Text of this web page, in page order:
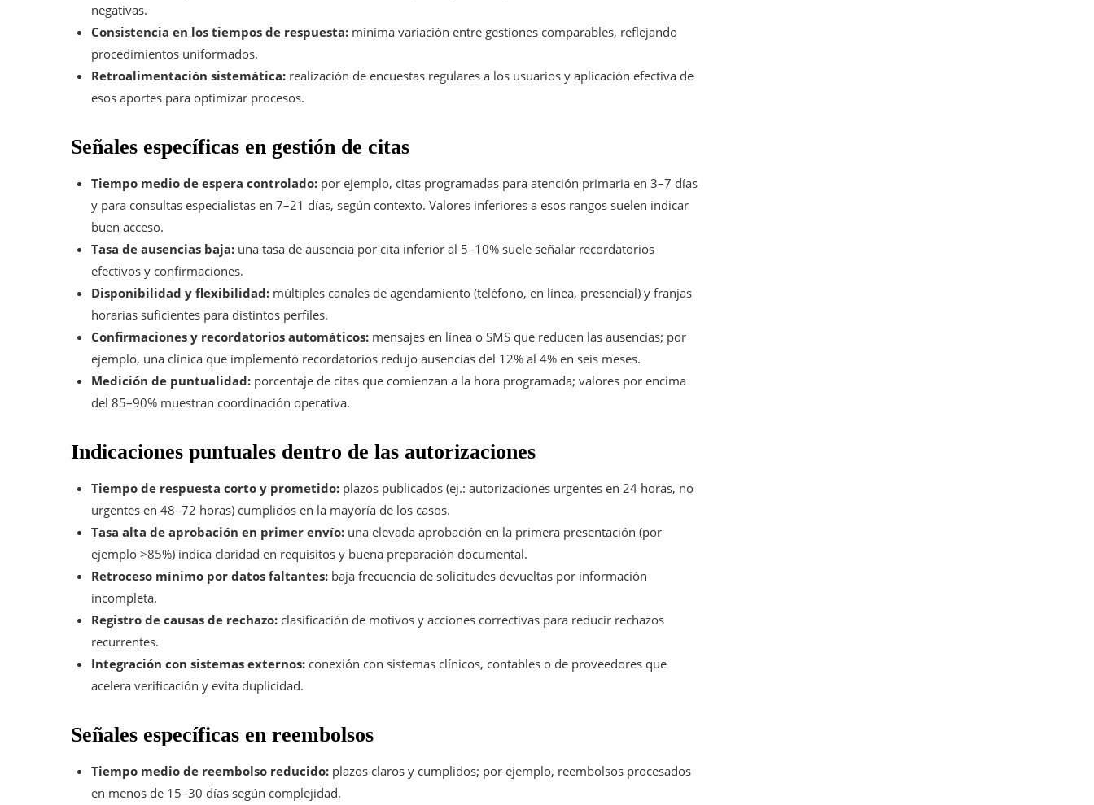
negativas.
Consistencia en los tiempos de respuesta: mínima variación entre gestiones comparables, reflejando
procedimientos uniformados.
Retroalimentación sistemática: realización de encuestas regulares a los usuarios y aplicación efectiva de
esos aportes para optimizar procesos.
Señales específicas en gestión de citas
Tiempo medio de espera controlado: por ejemplo, citas programadas para atención primaria en 3–7 días
y para consultas especialistas en 7–21 días, según contexto. Valores inferiores a esos rangos suelen indicar
buen acceso.
Tasa de ausencias baja: una tasa de ausencia por cita inferior al 5–10% suele señalar recordatorios
efectivos y confirmaciones.
Disponibilidad y flexibilidad: múltiples canales de agendamiento (teléfono, en línea, presencial) y franjas
horarias suficientes para distintos perfiles.
Confirmaciones y recordatorios automáticos: mensajes en línea o SMS que reducen las ausencias; por
ejemplo, una clínica que implementó recordatorios redujo ausencias del 12% al 4% en seis meses.
Medición de puntualidad: porcentaje de citas que comienzan a la hora programada; valores por encima
del 85–90% muestran coordinación operativa.
Indicaciones puntuales dentro de las autorizaciones
Tiempo de respuesta corto y prometido: plazos publicados (ej.: autorizaciones urgentes en 24 horas, no
urgentes en 48–72 horas) cumplidos en la mayoría de los casos.
Tasa alta de aprobación en primer envío: una elevada aprobación en la primera presentación (por
ejemplo >85%) indica claridad en requisitos y buena preparación documental.
Retroceso mínimo por datos faltantes: baja frecuencia de solicitudes devueltas por información
incompleta.
Registro de causas de rechazo: clasificación de motivos y acciones correctivas para reducir rechazos
recurrentes.
Integración con sistemas externos: conexión con sistemas clínicos, contables o de proveedores que
acelera verificación y evita duplicidad.
Señales específicas en reembolsos
Tiempo medio de reembolso reducido: plazos claros y cumplidos; por ejemplo, reembolsos procesados
en menos de 15–30 días según complejidad.